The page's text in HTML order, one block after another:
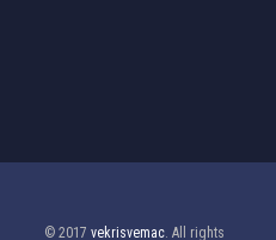
© 2017 vekrisvemac. All rights